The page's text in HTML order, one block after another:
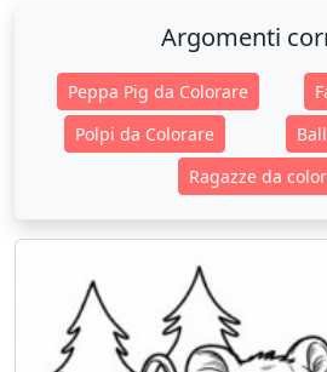
Argomenti
Peppa Pig da Colorare
Polpi da Colorare
Ragazze da